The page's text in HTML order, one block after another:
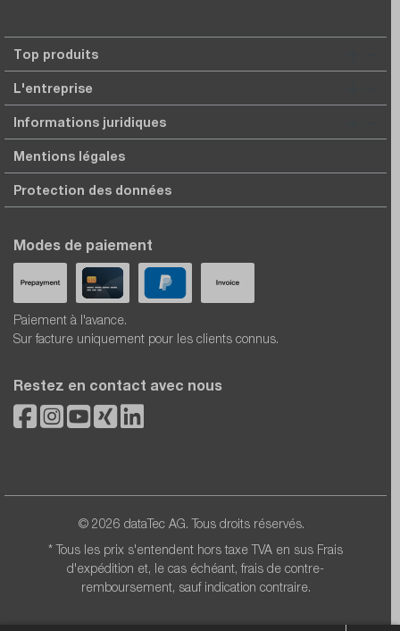
Top produits
L'entreprise
Informations juridiques
Mentions légales
Protection des données
Modes de paiement
Paiement à l'avance.
Sur facture uniquement pour les clients connus.
Restez en contact avec nous
© 2026 dataTec AG. Tous droits réservés.
* Tous les prix s'entendent hors taxe TVA en sus Frais
d'expédition et, le cas échéant, frais de contre-
remboursement, sauf indication contraire.